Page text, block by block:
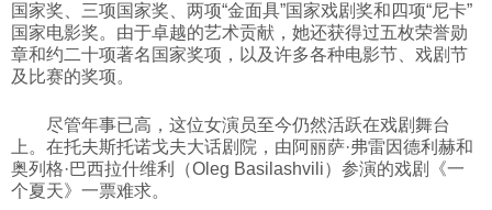
社会
文化
历史
国家奖、三项国家奖、两项“金面具”国家戏剧奖和四项“尼卡”
国家电影奖。由于卓越的艺术贡献，她还获得过五枚荣誉勋
章和约二十项著名国家奖项，以及许多各种电影节、戏剧节
及比赛的奖项。
尽管年事已高，这位女演员至今仍然活跃在戏剧舞台
上。在托夫斯托诺戈夫大话剧院，由阿丽萨·弗雷因德利赫和
奥列格·巴西拉什维利（Oleg Basilashvili）参演的戏剧《一
个夏天》一票难求。